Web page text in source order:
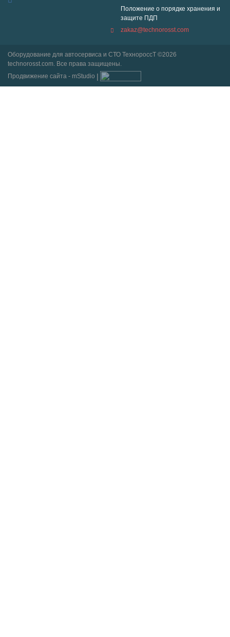
Положение о порядке хранения и
защите ПДП
zakaz@technorosst.com
Оборудование для автосервиса и СТО ТехнороссТ ©2026
technorosst.com. Все права защищены.
Продвижение сайта - mStudio